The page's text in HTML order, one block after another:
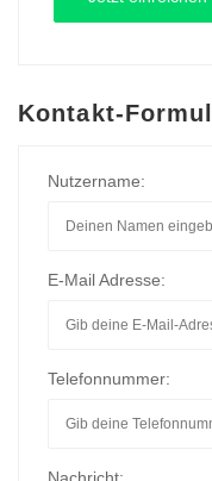
Kontakt-
Nutzername:
E-Mail Adresse:
Telefonnummer: